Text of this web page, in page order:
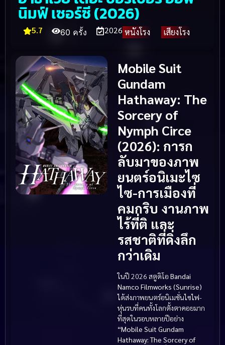
นิมฟ์ เซอร์ซี (2026)
5.7 60 ครั้ง 2026 หนังโรง เสียงโรง
Mobile Suit
Gundam
Hathaway: The
Sorcery of
Nymph Circe
(2026): การก
ลับมาของภาพ
ยนตร์อนิเมะไซ
ไซ-การเมืองที่
คมกริบ งานภาพ
ไร้ที่ติ และ
รสชาติที่ดิ่งลึก
กว่าเดิม
ในปี 2026 สตูดิโอ Bandai
Namco Filmworks (Sunrise)
ได้ส่งภาพยนตร์อนิเมชั่นไซไฟ-
หุ่นรบที่คนทั้งโลกตั้งตาคอยมาก
ที่สุดในรอบหลายปีอย่าง
“Mobile Suit Gundam
Hathaway: The Sorcery of